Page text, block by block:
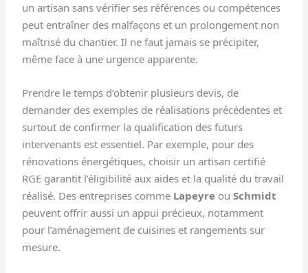
un artisan sans vérifier ses références ou compétences
peut entraîner des malfaçons et un prolongement non
maîtrisé du chantier. Il ne faut jamais se précipiter,
même face à une urgence apparente.
Prendre le temps d’obtenir plusieurs devis, de
demander des exemples de réalisations précédentes et
surtout de confirmer la qualification des futurs
intervenants est essentiel. Par exemple, pour des
rénovations énergétiques, choisir un artisan certifié
RGE garantit l’éligibilité aux aides et la qualité du travail
réalisé. Des entreprises comme Lapeyre ouSchmidt
peuvent offrir aussi un appui précieux, notamment
pour l’aménagement de cuisines et rangements sur
mesure.